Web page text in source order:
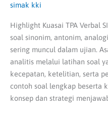
simak kki
Highlight Kuasai TPA Verbal
soal sinonim, antonim,
sering muncul dalam ujian.
analitis melalui latihan soal
kecepatan, ketelitian, serta
contoh soal lengkap beserta
konsep dan strategi